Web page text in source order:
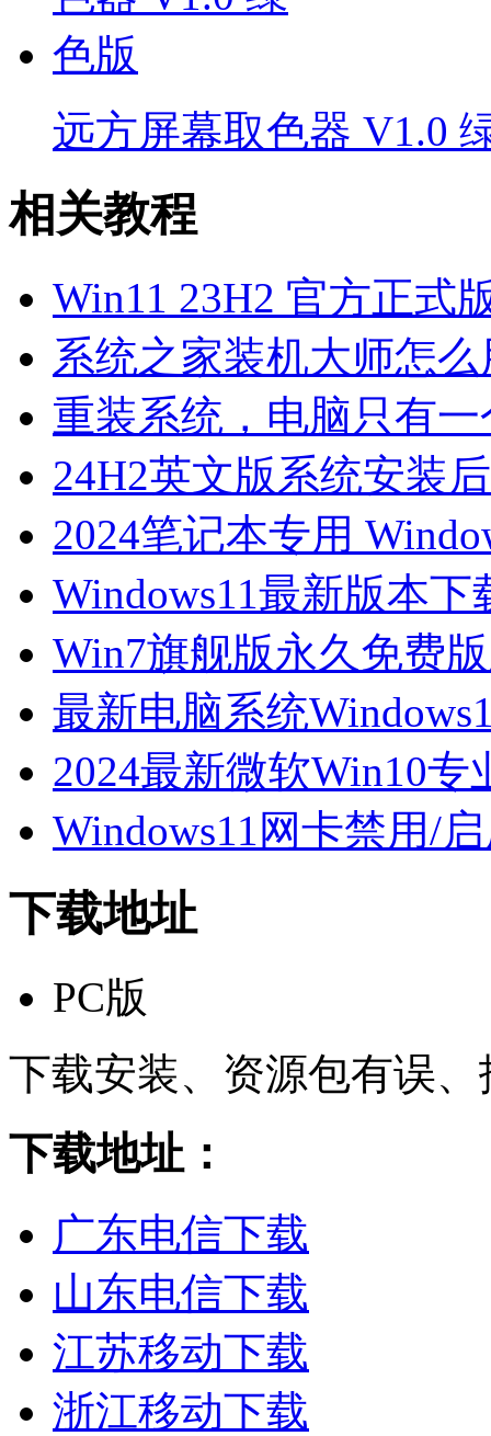
远方屏幕取色器 V1.0
相关教程
Win11 23H2 官方正式
系统之家装机大师怎
重装系统，电脑只有
24H2英文版系统安装
2024笔记本专用
Windows11最新版本下
Win7旗舰版永久免费
最新电脑系统
2024最新微软Win10专
Windows11网卡禁用/
下载地址
PC版
下载安装、资源包有误
下载地址：
广东电信下载
山东电信下载
江苏移动下载
浙江移动下载